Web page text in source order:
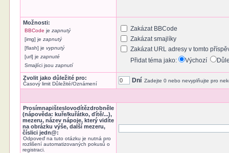
Možnosti:
BBCode jezapnutý
[img] jezapnutý
[flash] jevypnutý
[url] jezapnuté
Smajlíci jsouzapnutí
Zakázat BBCode
Zakázat smajlíky
Zakázat URL adresy v tomto
Přidat téma jako:
Výchozí
Zvolit jako důležité pro:
Časový limit Důležité/Oznámení Dní Zadejte 0 nebo nevyplňujte pro
Prosímnapišteslovodítězdrobněle
(nápověda: kuře/kuřátko, ďítě/...),
mezeru, název nápoje, který vidíte
na obrázku výše, další mezeru,
číslici jedn@:
Odpoveď na tuto otázku je nutná pro
rozlišení automatizovaných pokusů o
registraci.